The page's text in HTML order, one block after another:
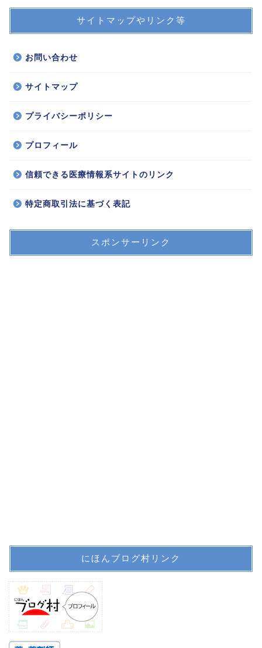
サイトマップやリンク等
お問い合わせ
サイトマップ
プライバシーポリシー
プロフィール
信頼できる医療情報系サイトのリンク
特定商取引法に基づく表記
スポンサーリンク
にほんブログ村リンク